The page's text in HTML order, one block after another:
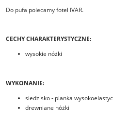
Do pufa polecamy fotel IVAR.
CECHY CHARAKTERYSTYCZNE:
wysokie nóżki
WYKONANIE:
siedzisko - pianka
drewniane nóżki